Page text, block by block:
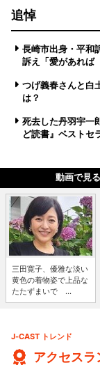
追悼
長崎市出身・平和
訴え「愛があれば
つげ義春さんと白
は？
死去した丹羽宇一
ど読書』ベストセ
動画で見る
三田寛子、優雅な淡い
黄色の着物姿で上品な
たたずまいで ...
J-CAST トレンド
アクセスラ